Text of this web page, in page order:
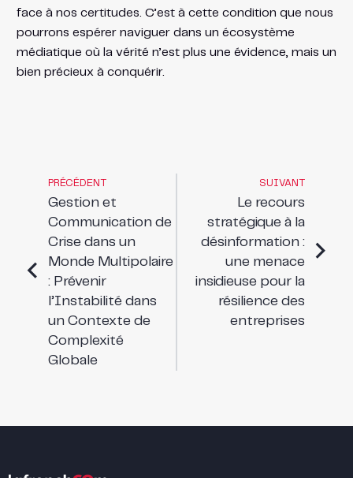
face à nos certitudes. C’est à cette condition que nous
pourrons espérer naviguer dans un écosystème
médiatique où la vérité n’est plus une évidence, mais un
bien précieux à conquérir.
PRÉCÉDENT
Gestion et
Communication de
Crise dans un
Monde Multipolaire
: Prévenir
l’Instabilité dans
un Contexte de
Complexité
Globale
SUIVANT
Le recours
stratégique à la
désinformation :
une menace
insidieuse pour la
résilience des
entreprises